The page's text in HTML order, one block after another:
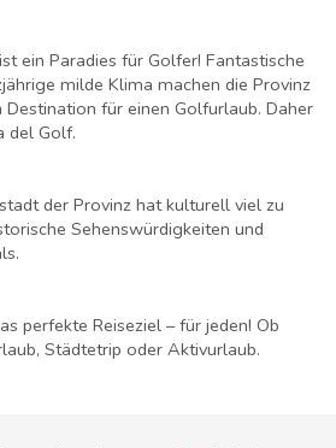
ein Paradies für Golfer! Fantastische
milde Klima machen die Provinz
für einen Golfurlaub. Daher
del Golf.
der Provinz hat kulturell viel zu
Sehenswürdigkeiten und
perfekte Reiseziel – für jeden! Ob
Städtetrip oder Aktivurlaub.